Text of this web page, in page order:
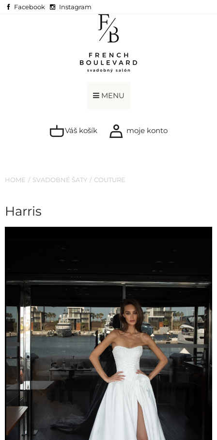
Facebook Instagram
MENU
Váš košík moje konto
HOME SVADOBNÉ ŠATY COUTURE
Harris